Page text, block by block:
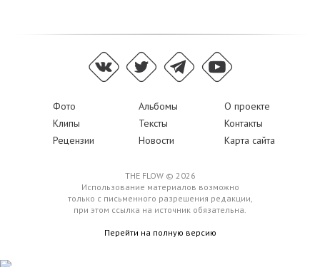
Фото Альбомы
О проекте
Клипы
Тексты
Контакты
Рецензии
Новости Карта сайта
THE FLOW © 2026
Использование материалов возможно
только с письменного разрешения редакции,
при этом ссылка на источник обязательна.
Перейти на полную версию